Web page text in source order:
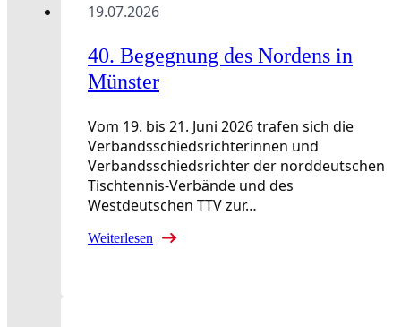
19.07.2026
40. Begegnung des Nordens in
Münster
Vom 19. bis 21. Juni 2026 trafen sich die
Verbandsschiedsrichterinnen und
Verbandsschiedsrichter der norddeutschen
Tischtennis-Verbände und des
Westdeutschen TTV zur…
Weiterlesen